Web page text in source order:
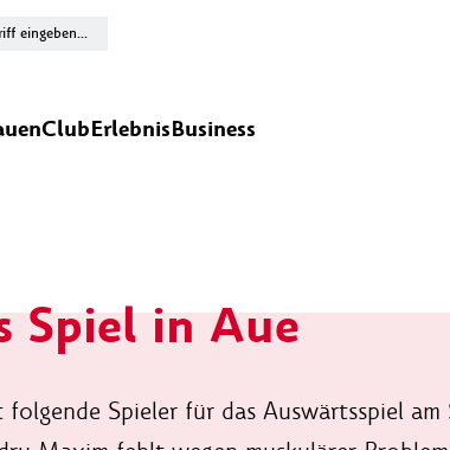
ClubErlebnisBusiness
Spiel in Aue
Spieler für das Auswärtsspiel